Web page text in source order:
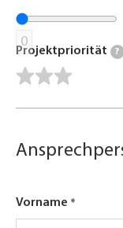
0
Projektpriorität ?
Vorname